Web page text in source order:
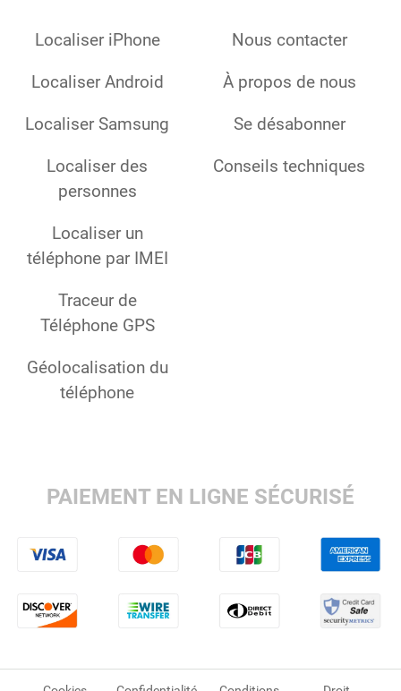
Localiser iPhone
Localiser Android
Localiser Samsung
Localiser des
personnes
Localiser un
téléphone par IMEI
Traceur de
Téléphone GPS
Géolocalisation du
téléphone
Nous contacter
À propos de nous
Se désabonner
Conseils techniques
PAIEMENT EN LIGNE SÉCURISÉ